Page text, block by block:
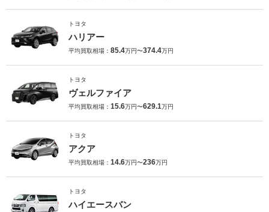
トヨタ
ハリアー
平均買取相場： 85.4万円〜374.4万円
トヨタ
ヴェルファイア
平均買取相場： 15.6万円〜629.1万円
トヨタ
アクア
平均買取相場： 14.6万円〜236万円
トヨタ
ハイエースバン